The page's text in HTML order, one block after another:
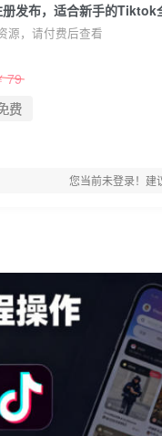
发布，适合新手的Tiktok
源，请付费后查看
79
费
您当前未登录！建